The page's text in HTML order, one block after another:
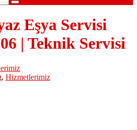
Eşya Servisi
| Teknik Servisi
, Hizmetlerimiz